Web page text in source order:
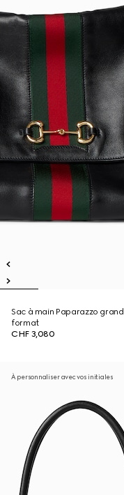
Sac à main Paparazzo grand
format
CHF 3,080
À personnaliser avec vos initiales